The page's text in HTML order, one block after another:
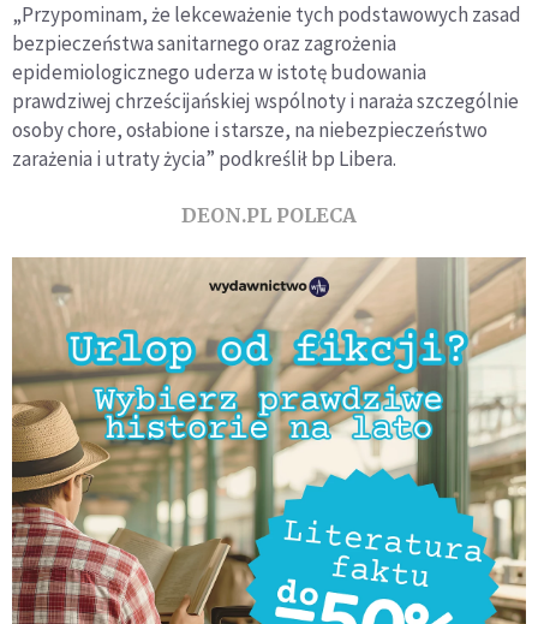
„Przypominam, że lekceważenie tych podstawowych zasad
bezpieczeństwa sanitarnego oraz zagrożenia
epidemiologicznego uderza w istotę budowania
prawdziwej chrześcijańskiej wspólnoty i naraża szczególnie
osoby chore, osłabione i starsze, na niebezpieczeństwo
zarażenia i utraty życia” podkreślił bp Libera.
DEON.PL POLECA